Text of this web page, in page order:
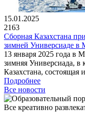
15.01.2025
2163
Сборная Казахстана
зимней Универсиаде в
13 января 2025 года в
зимняя Универсиада, в
Казахстана, состоящая
Подробнее
Все новости
Все креативно